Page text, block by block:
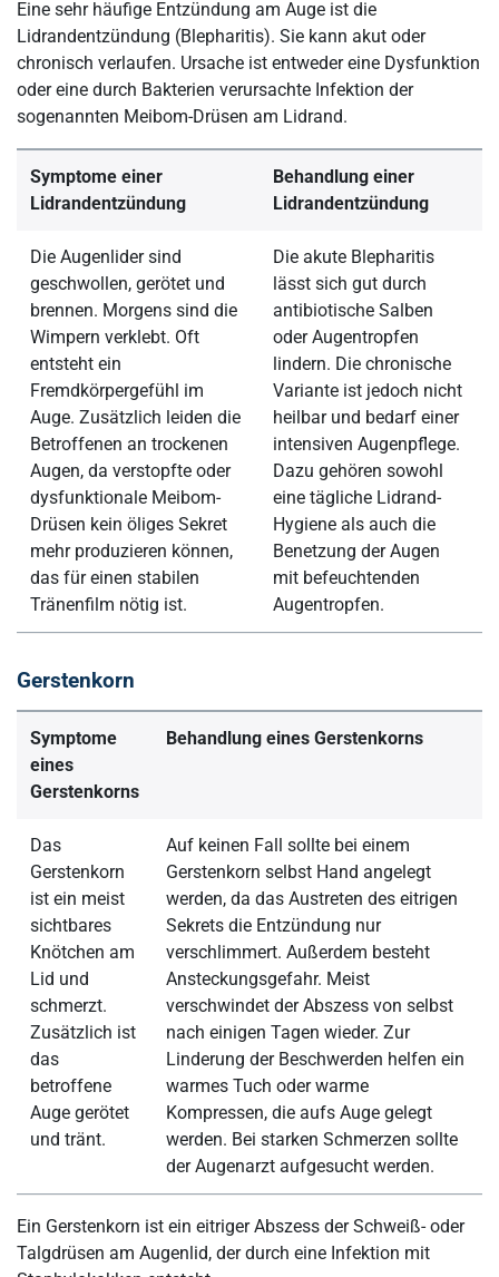
Eine sehr häufige Entzündung am Auge ist die
Lidrandentzündung (Blepharitis). Sie kann akut oder
chronisch verlaufen. Ursache ist entweder eine Dysfunktion
oder eine durch Bakterien verursachte Infektion der
sogenannten Meibom-Drüsen am Lidrand.
Symptome einer
Lidrandentzündung
Behandlung einer
Lidrandentzündung
Die Augenlider sind
geschwollen, gerötet und
brennen. Morgens sind die
Wimpern verklebt. Oft
entsteht ein
Fremdkörpergefühl im
Auge. Zusätzlich leiden die
Betroffenen an trockenen
Augen, da verstopfte oder
dysfunktionale Meibom-
Drüsen kein öliges Sekret
mehr produzieren können,
das für einen stabilen
Tränenfilm nötig ist.
Die akute Blepharitis
lässt sich gut durch
antibiotische Salben
oder Augentropfen
lindern. Die chronische
Variante ist jedoch nicht
heilbar und bedarf einer
intensiven Augenpflege.
Dazu gehören sowohl
eine tägliche Lidrand-
Hygiene als auch die
Benetzung der Augen
mit befeuchtenden
Augentropfen.
Gerstenkorn
Symptome
eines
Gerstenkorns
Behandlung eines Gerstenkorns
Das
Gerstenkorn
ist ein meist
sichtbares
Knötchen am
Lid und
schmerzt.
Zusätzlich ist
das
betroffene
Auge gerötet
und tränt.
Auf keinen Fall sollte bei einem
Gerstenkorn selbst Hand angelegt
werden, da das Austreten des eitrigen
Sekrets die Entzündung nur
verschlimmert. Außerdem besteht
Ansteckungsgefahr. Meist
verschwindet der Abszess von selbst
nach einigen Tagen wieder. Zur
Linderung der Beschwerden helfen ein
warmes Tuch oder warme
Kompressen, die aufs Auge gelegt
werden. Bei starken Schmerzen sollte
der Augenarzt aufgesucht werden.
Ein Gerstenkorn ist ein eitriger Abszess der Schweiß- oder
Talgdrüsen am Augenlid, der durch eine Infektion mit